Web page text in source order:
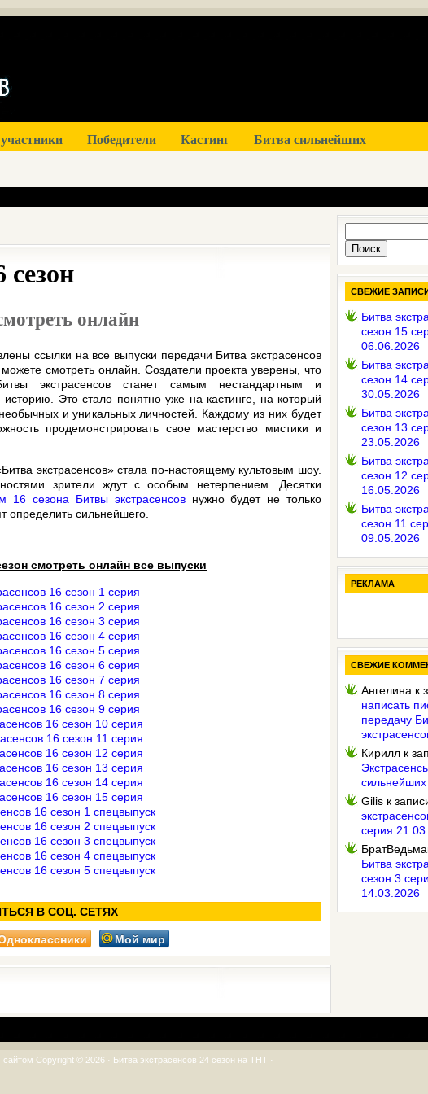
Победители Кастинг
Битва сильнейших
сезон
онлайн
ссылки на все выпуски передачи Битва экстрасенсов
смотреть онлайн. Создатели проекта уверены, что
экстрасенсов станет самым нестандартным и
Это стало понятно уже на кастинге, на который
и уникальных личностей. Каждому из них будет
продемонстрировать свое мастерство мистики и
экстрасенсов» стала по-настоящему культовым шоу.
зрители ждут с особым нетерпением. Десятки
16 сезона Битвы экстрасенсовнужно будет не только
определить сильнейшего.
смотреть онлайн все выпуски
16 сезон 1 серия
16 сезон 2 серия
16 сезон 3 серия
16 сезон 4 серия
16 сезон 5 серия
16 сезон 6 серия
16 сезон 7 серия
16 сезон 8 серия
16 сезон 9 серия
16 сезон 10 серия
16 сезон 11 серия
16 сезон 12 серия
16 сезон 13 серия
16 сезон 14 серия
16 сезон 15 серия
16 сезон 1 спецвыпуск
16 сезон 2 спецвыпуск
16 сезон 3 спецвыпуск
16 сезон 4 спецвыпуск
16 сезон 5 спецвыпуск
В СОЦ. СЕТЯХ
Мой мир
СВЕЖИЕ
Битва
сезон 15
06.06.2026
Битва
сезон 14
30.05.2026
Битва
сезон 13
23.05.2026
Битва
сезон 12
16.05.2026
Битва
сезон 11
09.05.2026
РЕКЛАМА
СВЕЖИЕ
Ангелина к
написать
передачу
Кирилл к
Gilis к
серия
Битва
сезон 3
14.03.2026
Copyright © 2026 · Битва экстрасенсов 24 сезон на ТНТ ·